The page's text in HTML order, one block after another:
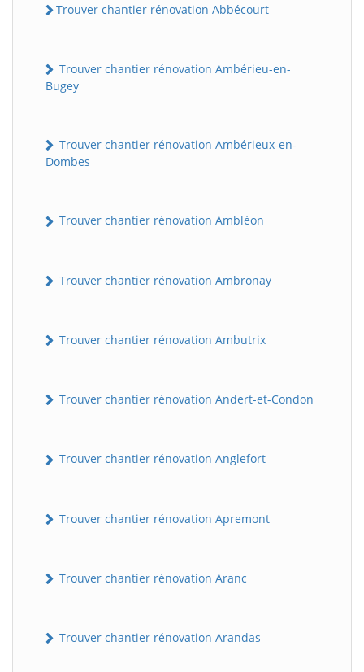
Trouver chantier rénovation Abbécourt
Trouver chantier rénovation Ambérieu-en-
Bugey
Trouver chantier rénovation Ambérieux-en-
Dombes
Trouver chantier rénovation Ambléon
Trouver chantier rénovation Ambronay
Trouver chantier rénovation Ambutrix
Trouver chantier rénovation Andert-et-Condon
Trouver chantier rénovation Anglefort
Trouver chantier rénovation Apremont
Trouver chantier rénovation Aranc
Trouver chantier rénovation Arandas